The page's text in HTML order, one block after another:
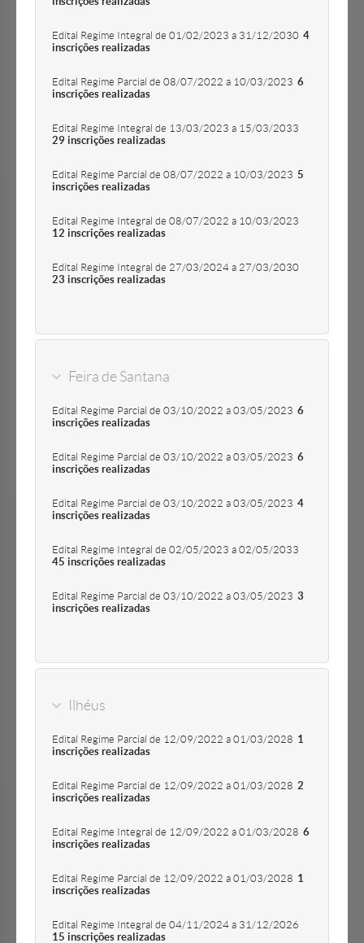
Edital Regime Integral de 01/02/2023 a 31/12/2030 4
inscrições realizadas
Edital Regime Parcial de 08/07/2022 a 10/03/2023 6
inscrições realizadas
Edital Regime Integral de 13/03/2023 a 15/03/2033
29 inscrições realizadas
Edital Regime Parcial de 08/07/2022 a 10/03/2023 5
inscrições realizadas
Edital Regime Integral de 08/07/2022 a 10/03/2023
12 inscrições realizadas
Edital Regime Integral de 27/03/2024 a 27/03/2030
23 inscrições realizadas
Feira de Santana
Edital Regime Parcial de 03/10/2022 a 03/05/2023 6
inscrições realizadas
Edital Regime Parcial de 03/10/2022 a 03/05/2023 6
inscrições realizadas
Edital Regime Parcial de 03/10/2022 a 03/05/2023 4
inscrições realizadas
Edital Regime Integral de 02/05/2023 a 02/05/2033
45 inscrições realizadas
Edital Regime Parcial de 03/10/2022 a 03/05/2023 3
inscrições realizadas
Ilhéus
Edital Regime Parcial de 12/09/2022 a 01/03/2028 1
inscrições realizadas
Edital Regime Parcial de 12/09/2022 a 01/03/2028 2
inscrições realizadas
Edital Regime Integral de 12/09/2022 a 01/03/2028 6
inscrições realizadas
Edital Regime Parcial de 12/09/2022 a 01/03/2028 1
inscrições realizadas
Edital Regime Integral de 04/11/2024 a 31/12/2026
15 inscrições realizadas